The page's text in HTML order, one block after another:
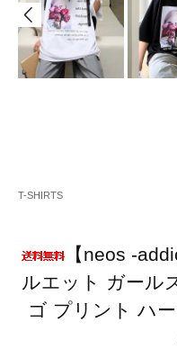
T-SHIRTS
【neos -
ルエット ガール
ゴ プリント ハ